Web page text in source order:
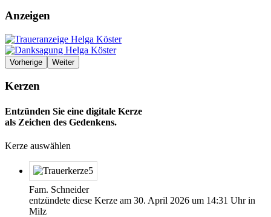
Anzeigen
Vorherige Weiter
Kerzen
Entzünden Sie eine digitale Kerze
als Zeichen des Gedenkens.
Kerze auswählen
Fam. Schneider
entzündete diese Kerze am 30. April 2026 um 14:31 Uhr in
Milz